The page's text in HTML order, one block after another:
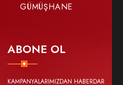
GÜMÜŞHANE
ABONE OL
KAMPANYALARIMIZDAN HABERDAR